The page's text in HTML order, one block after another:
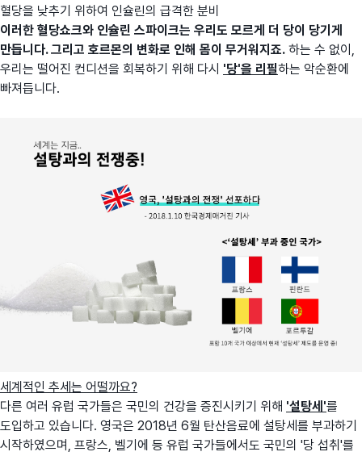
혈당을 낮추기 위하여 인슐린의 급격한 분비
이러한 혈당쇼크와 인슐린 스파이크는 우리도 모르게 더 당이 당기게
만듭니다. 그리고 호르몬의 변화로 인해 몸이 무거워지죠. 하는 수 없이,
우리는 떨어진 컨디션을 회복하기 위해 다시 '당'을 리필하는 악순환에
빠져듭니다.
세계적인 추세는 어떨까요?
다른 여러 유럽 국가들은 국민의 건강을 증진시키기 위해 '설탕세'를
도입하고 있습니다. 영국은 2018년 6월 탄산음료에 설탕세를 부과하기
시작하였으며, 프랑스, 벨기에 등 유럽 국가들에서도 국민의 '당 섭취'를